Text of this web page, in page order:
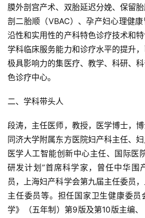
膜外剖宫产术、双胎延迟分娩、保留
剖二胎顺（VBAC）、孕产妇心理健
沿性和实用性的产科特色诊疗技术和
学科临床服务能力和诊疗水平的提升
极具影响力的集医疗、教学、科研、
色诊疗中心。
二、学科带头人
段涛，主任医师，教授，医学博士，
同济大学附属东方医院妇产科主任、妇
医学人工智能创新中心主任、国际医
研发计划”首席科学家，曾任中华围
员，上海妇产科学会第九届主任委员
主任委员等。担任国家卫生健康委员
学》（五年制）第9版及第10版主编